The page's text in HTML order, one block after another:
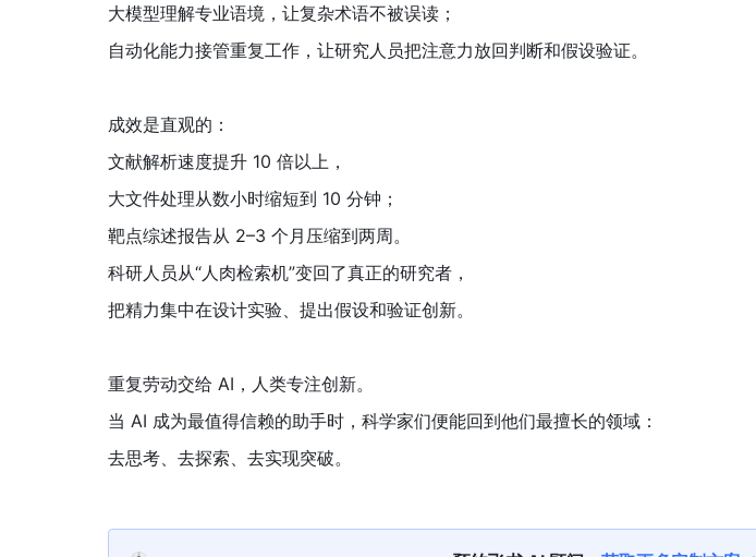
大模型理解专业语境，让复杂术语不被误读；
自动化能力接管重复工作，让研究人员把注意力放回判断和假设验证。
成效是直观的：
文献解析速度提升 10 倍以上，
大文件处理从数小时缩短到 10 分钟；
靶点综述报告从 2–3 个月压缩到两周。
科研人员从“人肉检索机”变回了真正的研究者，
把精力集中在设计实验、提出假设和验证创新。
重复劳动交给 AI，人类专注创新。
当 AI 成为最值得信赖的助手时，科学家们便能回到他们最擅长的领域：
去思考、去探索、去实现突破。